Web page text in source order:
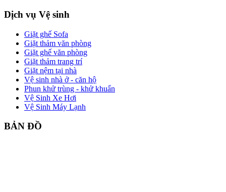
Dịch vụ Vệ sinh
Giặt ghế Sofa
Giặt thảm văn phòng
Giặt ghế văn phòng
Giặt thảm trang trí
Giặt nệm tại nhà
Vệ sinh nhà ở - căn hộ
Phun khử trùng - khử khuẩn
Vệ Sinh Xe Hơi
Vệ Sinh Máy Lạnh
BẢN ĐỒ